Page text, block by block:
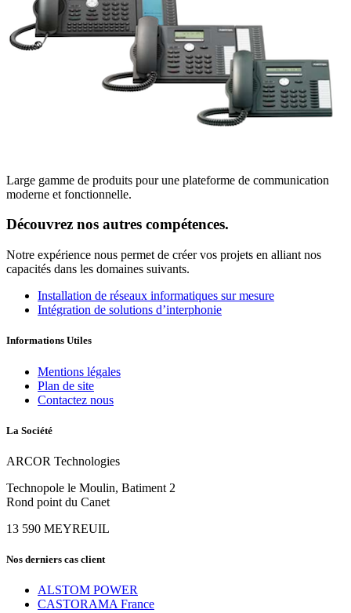
Large gamme de produits pour une plateforme de communication
moderne et fonctionnelle.
Découvrez nos autres compétences.
Notre expérience nous permet de créer vos projets en alliant nos
capacités dans les domaines suivants.
Installation de réseaux informatiques sur mesure
Intégration de solutions d’interphonie
Informations Utiles
Mentions légales
Plan de site
Contactez nous
La Société
ARCOR Technologies
Technopole le Moulin, Batiment 2
Rond point du Canet
13 590 MEYREUIL
Nos derniers cas client
ALSTOM POWER
CASTORAMA France